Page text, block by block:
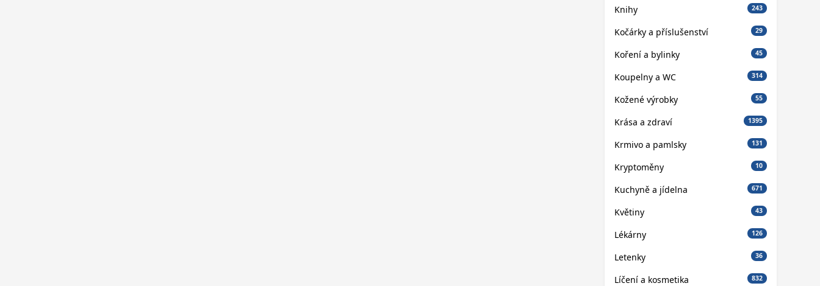
Knihy 243
Kočárky a příslušenství 29
Koření a bylinky 45
Koupelny a WC 314
Kožené výrobky 55
Krása a zdraví 1395
Krmivo a pamlsky 131
Kryptoměny 10
Kuchyně a jídelna 671
Květiny 43
Lékárny 126
Letenky 36
Líčení a kosmetika 832